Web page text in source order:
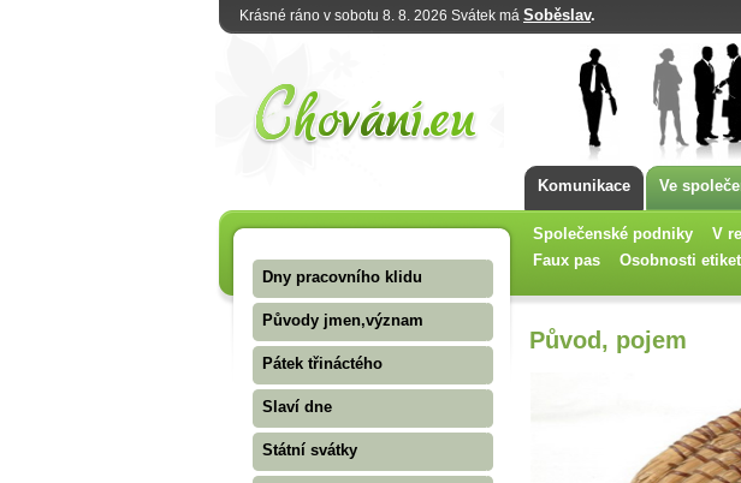
Krásné ráno v sobotu 8. 8. 2026 Svátek má Soběslav.
Komunikace Ve
Společenské podniky V
Faux pas
Osobnosti
Dny pracovního klidu
Původy jmen,význam
Pátek třináctého
Slaví dne
Státní svátky
Původ, pojem